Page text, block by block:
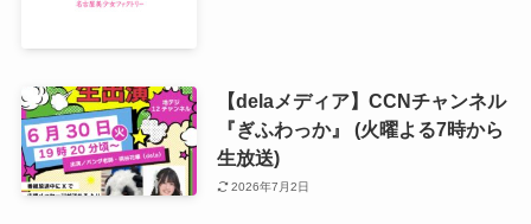
【delaメディア】CCNチャンネル
『ぎふわっか』 (火曜よる7時から
生放送)
2026年7月2日